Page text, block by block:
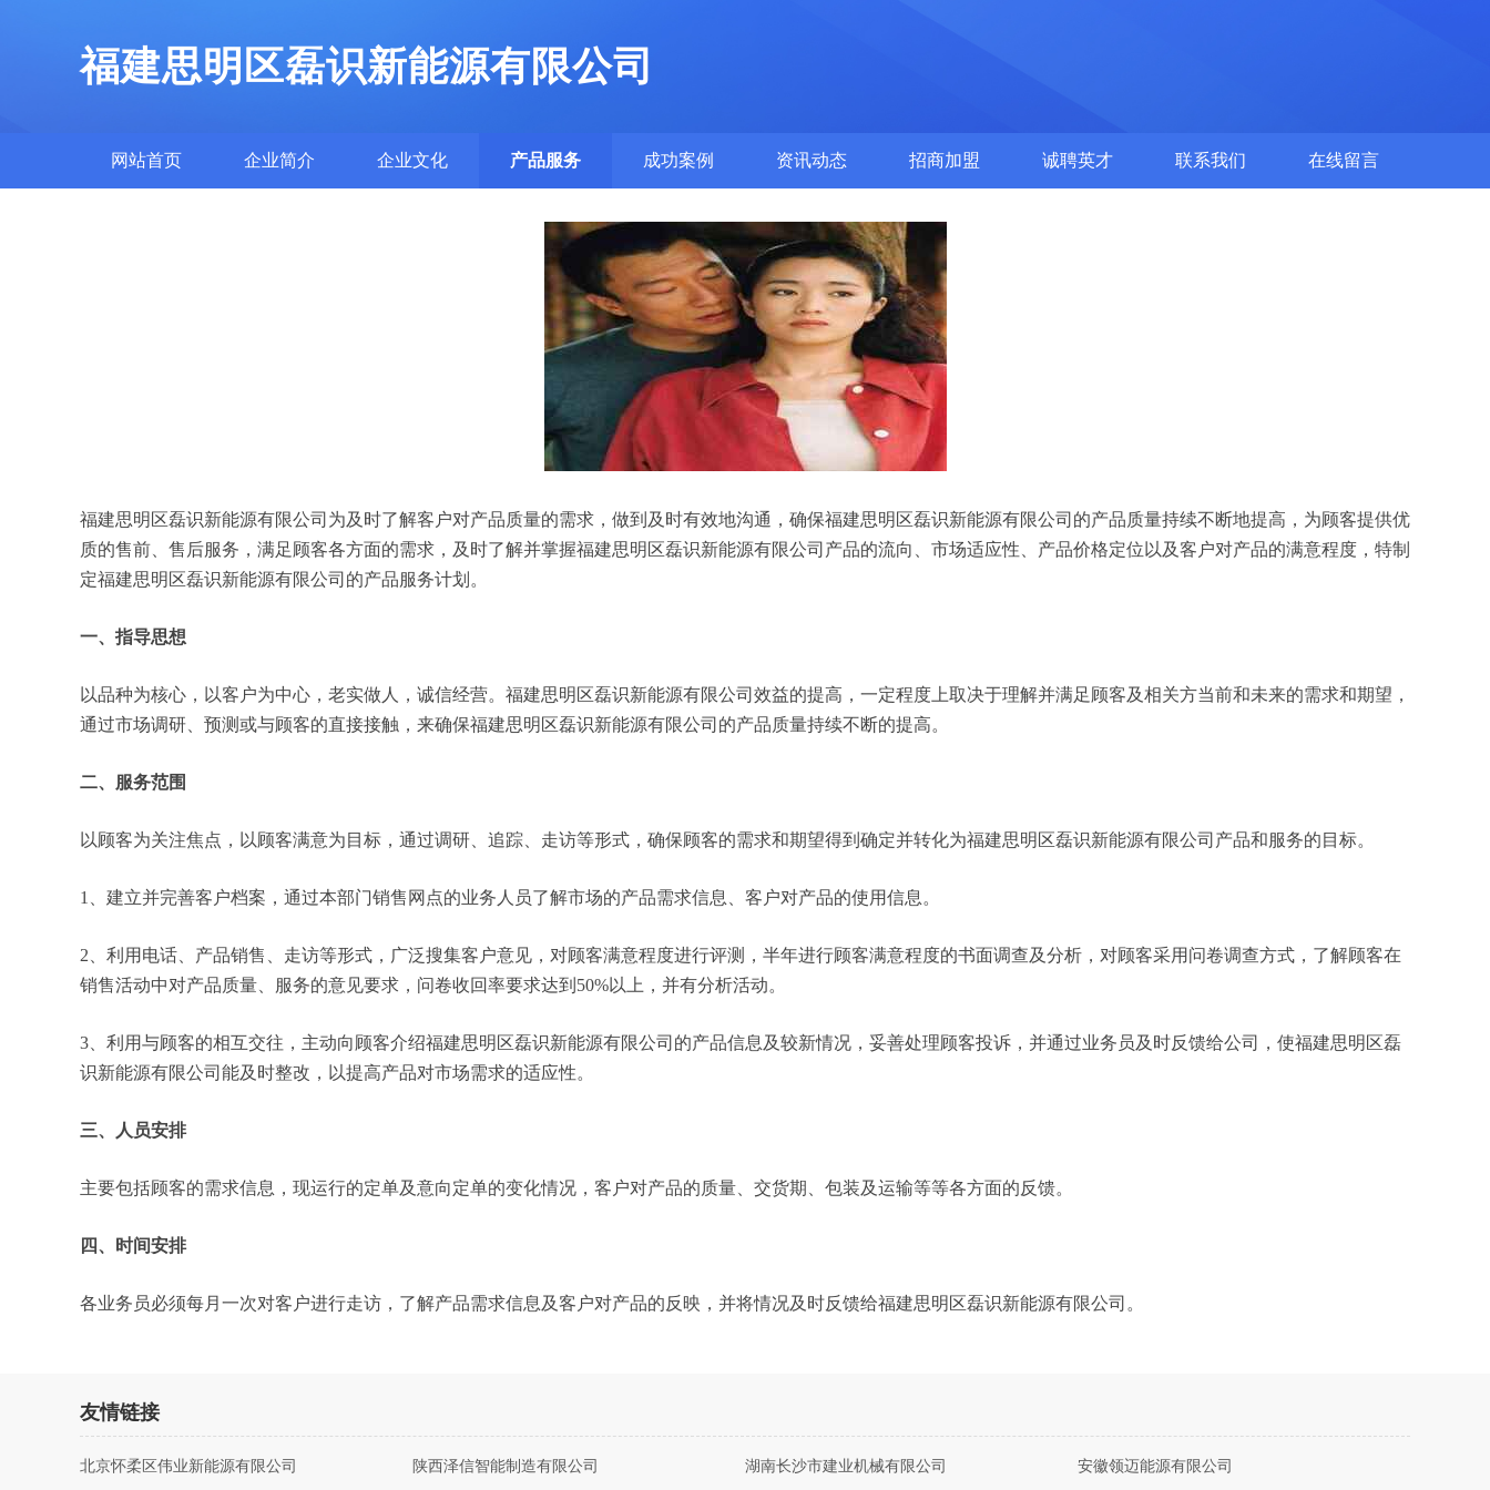
福建思明区磊识新能源有限公司
网站首页 企业简介 企业文化 产品服务 成功案例 资讯动态 招商加盟 诚聘英才 联系我们 在线留言
福建思明区磊识新能源有限公司为及时了解客户对产品质量的需求，做到及时有效地沟通，确保福建思明区磊识新能源有限公司的产品质量持续不断地提高，为顾客提供优
质的售前、售后服务，满足顾客各方面的需求，及时了解并掌握福建思明区磊识新能源有限公司产品的流向、市场适应性、产品价格定位以及客户对产品的满意程度，特制
定福建思明区磊识新能源有限公司的产品服务计划。
一、指导思想
以品种为核心，以客户为中心，老实做人，诚信经营。福建思明区磊识新能源有限公司效益的提高，一定程度上取决于理解并满足顾客及相关方当前和未来的需求和期望，
通过市场调研、预测或与顾客的直接接触，来确保福建思明区磊识新能源有限公司的产品质量持续不断的提高。
二、服务范围
以顾客为关注焦点，以顾客满意为目标，通过调研、追踪、走访等形式，确保顾客的需求和期望得到确定并转化为福建思明区磊识新能源有限公司产品和服务的目标。
1、建立并完善客户档案，通过本部门销售网点的业务人员了解市场的产品需求信息、客户对产品的使用信息。
2、利用电话、产品销售、走访等形式，广泛搜集客户意见，对顾客满意程度进行评测，半年进行顾客满意程度的书面调查及分析，对顾客采用问卷调查方式，了解顾客在
销售活动中对产品质量、服务的意见要求，问卷收回率要求达到50%以上，并有分析活动。
3、利用与顾客的相互交往，主动向顾客介绍福建思明区磊识新能源有限公司的产品信息及较新情况，妥善处理顾客投诉，并通过业务员及时反馈给公司，使福建思明区磊
识新能源有限公司能及时整改，以提高产品对市场需求的适应性。
三、人员安排
主要包括顾客的需求信息，现运行的定单及意向定单的变化情况，客户对产品的质量、交货期、包装及运输等等各方面的反馈。
四、时间安排
各业务员必须每月一次对客户进行走访，了解产品需求信息及客户对产品的反映，并将情况及时反馈给福建思明区磊识新能源有限公司。
友情链接
北京怀柔区伟业新能源有限公司 陕西泽信智能制造有限公司 湖南长沙市建业机械有限公司 安徽领迈能源有限公司